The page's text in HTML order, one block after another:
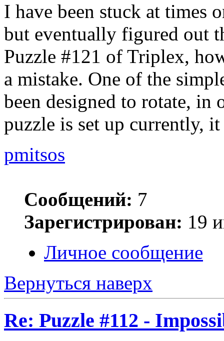
I have been stuck at times
but eventually figured out
Puzzle #121 of Triplex,
a mistake. One of the
been designed to rotate,
puzzle is set up currently,
pmitsos
Сообщений: 7
Зарегистрирован: 19
Личное сообщение
Вернуться наверх
Re: Puzzle #112 -